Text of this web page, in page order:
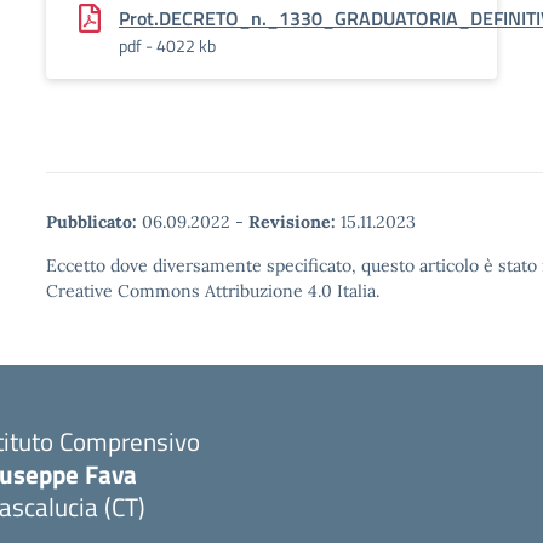
pdf - 4022 kb
Pubblicato: 06.09.2022 - Revisione: 15.11.2023
Eccetto dove diversamente specificato, questo articolo è
Creative Commons Attribuzione 4.0 Italia.
Comprensivo
Fava
(CT)